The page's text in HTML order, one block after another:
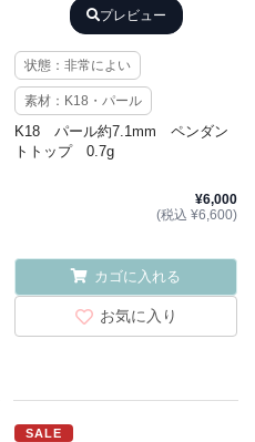
プレビュー
状態：非常によい
素材：K18・パール
K18 パール約7.1mm ペンダン
トトップ 0.7g
¥6,000
(税込 ¥6,600)
カゴに入れる
お気に入り
SALE